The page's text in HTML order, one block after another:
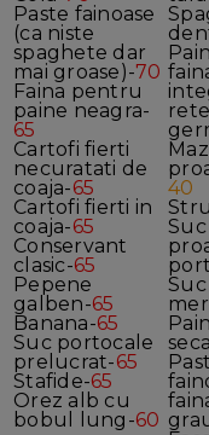
Paste fainoase
(ca niste
spaghete dar
mai groase)-70
Faina pentru
paine neagra-
65
Cartofi fierti
necuratati de
coaja-65
Cartofi fierti in
coaja-65
Conservant
clasic-65
Pepene
galben-65
Banana-65
Suc portocale
prelucrat-65
Stafide-65
Orez alb cu
bobul lung-60
40
Suc